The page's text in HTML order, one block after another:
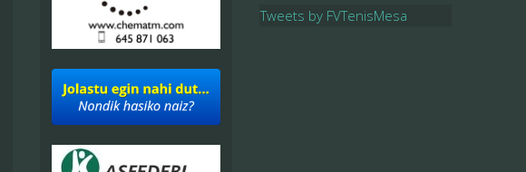
Tweets by FVTenisMesa